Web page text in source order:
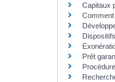
Capitaux
Prêt